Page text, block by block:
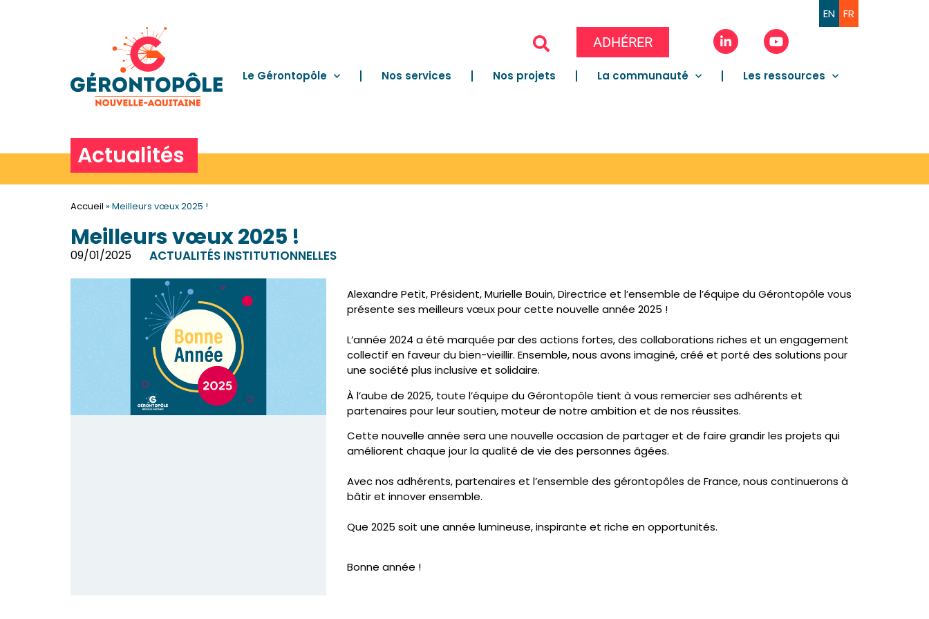
FR
EN
ADHÉRER
Le Gérontopôle Nos services Nos projets La communauté Les ressources
Actualités
Accueil »Meilleurs vœux 2025 !
Meilleurs vœux 2025 !
09/01/2025 ACTUALITÉS INSTITUTIONNELLES
Alexandre Petit, Président, Murielle Bouin, Directrice et l’ensemble de l’équipe du Gérontopôle vous
présente ses meilleurs vœux pour cette nouvelle année 2025 !
L’année 2024 a été marquée par des actions fortes, des collaborations riches et un engagement
collectif en faveur du bien-vieillir. Ensemble, nous avons imaginé, créé et porté des solutions pour
une société plus inclusive et solidaire.
À l’aube de 2025, toute l’équipe du Gérontopôle tient à vous remercier ses adhérents et
partenaires pour leur soutien, moteur de notre ambition et de nos réussites.
Cette nouvelle année sera une nouvelle occasion de partager et de faire grandir les projets qui
améliorent chaque jour la qualité de vie des personnes âgées.
Avec nos adhérents, partenaires et l’ensemble des gérontopôles de France, nous continuerons à
bâtir et innover ensemble.
Que 2025 soit une année lumineuse, inspirante et riche en opportunités.
Bonne année !